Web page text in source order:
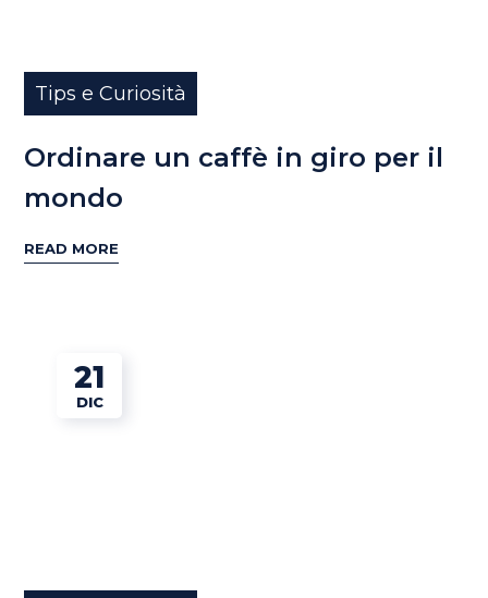
Tips e Curiosità
Ordinare un caffè in giro per il
mondo
READ MORE
21
DIC